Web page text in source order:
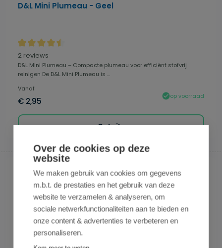
D&L Mini Plumeau - Geel
Gemiddelde waardering van 4.5 van 5 sterren
2 reviews
D&L Mini Plumeau – Compacte plumeau voor efficiënt stofvrij
reinigen De D&L Mini Plumeau is ...
Vanaf
€ 2,95
op voorraad
Details
Over de cookies op deze
website
We maken gebruik van cookies om gegevens
m.b.t. de prestaties en het gebruik van deze
website te verzamelen & analyseren, om
sociale netwerkfunctionaliteiten aan te bieden en
onze content & advertenties te verbeteren en
personaliseren.